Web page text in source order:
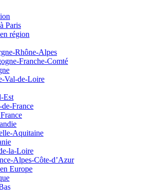
Paris
région
Rhône-Alpes
Franche-Comté
Val-de-Loire
Est
France
Aquitaine
la-Loire
Alpes-Côte-d’Azur
Europe